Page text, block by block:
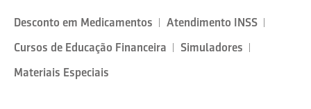
Desconto em Medicamentos
Atendimento INSS
Cursos de Educação Financeira
Simuladores
Materiais Especiais